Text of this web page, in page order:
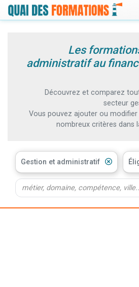
Les
administratif au
Découvrez et comparez
secteur
Vous pouvez ajouter ou
nombreux critères dans
Gestion et administratif